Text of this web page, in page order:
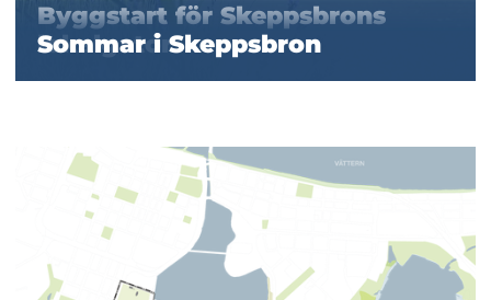
Byggstart för Skeppsbrons
lokalgator
Sommar i Skeppsbron